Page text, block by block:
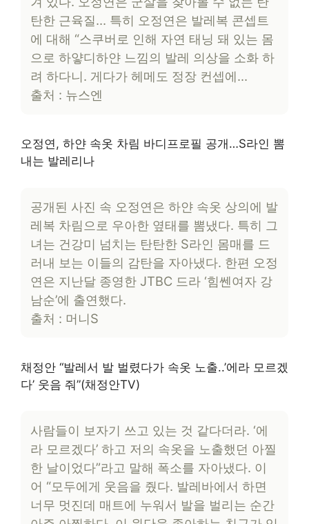
탄한 근육질… 특히 오정연은 발레복 콘셉트
에 대해 “스쿠버로 인해 자연 태닝 돼 있는 몸
으로 하얗디하얀 느낌의 발레 의상을 소화 하
려 하다니. 게다가 헤메도 정장 컨셉에…
출처 : 뉴스엔
오정연, 하얀 속옷 차림 바디프로필 공개…S라인 뽐
내는 발레리나
공개된 사진 속 오정연은 하얀 속옷 상의에 발
레복 차림으로 우아한 옆태를 뽐냈다. 특히 그
녀는 건강미 넘치는 탄탄한 S라인 몸매를 드
러내 보는 이들의 감탄을 자아냈다. 한편 오정
연은 지난달 종영한 JTBC 드라 ‘힘쎈여자 강
남순’에 출연했다.
출처 : 머니S
채정안 “발레서 발 벌렸다가 속옷 노출..’에라 모르겠
다’ 웃음 줘”(채정안TV)
사람들이 보자기 쓰고 있는 것 같다더라. ‘에
라 모르겠다’ 하고 저의 속옷을 노출했던 아찔
한 날이었다”라고 말해 폭소를 자아냈다. 이
어 “모두에게 웃음을 줬다. 발레바에서 하면
너무 멋진데 매트에 누워서 발을 벌리는 순간